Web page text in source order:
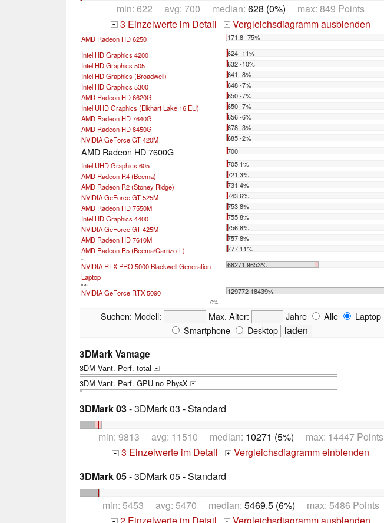
min: 622 avg: 700 median: 628 (0%) max: 849 Points
+ 3 Einzelwerte im Detail - Vergleichsdiagramm ausblenden
AMD Radeon HD 6250 171.8 -75%
Intel HD Graphics 4200
624 -11%
Intel HD Graphics 505
632 -10%
Intel HD Graphics (Broadwell)
641 -8%
Intel HD Graphics 5300
648 -7%
AMD Radeon HD 6620G
650 -7%
Intel UHD Graphics (Elkhart Lake 16 EU)
650 -7%
AMD Radeon HD 7640G
656 -6%
AMD Radeon HD 8450G
678 -3%
NVIDIA GeForce GT 420M
685 -2%
AMD Radeon HD 7600G
700
Intel UHD Graphics 605
705 1%
AMD Radeon R4 (Beema)
721 3%
AMD Radeon R2 (Stoney Ridge)
731 4%
NVIDIA GeForce GT 525M
743 6%
AMD Radeon HD 7550M
753 8%
Intel HD Graphics 4400
755 8%
NVIDIA GeForce GT 425M
756 8%
AMD Radeon HD 7610M
757 8%
AMD Radeon R5 (Beema/Carrizo-L)
777 11%
NVIDIA RTX PRO 5000 Blackwell Generation
Laptop
68271 9653%
max:
NVIDIA GeForce RTX 5090 129772 18439%
0%
Suchen: Modell: Max. Alter: Jahre Alle
Laptop
Smartphone
Desktop
3DMark Vantage
3DM Vant. Perf. total +
3DM Vant. Perf. GPU no PhysX +
3DMark 03- 3DMark 03 - Standard
min: 9813 avg: 11510 median: 10271 (5%) max: 14447 Points
+ 3 Einzelwerte im Detail +
Vergleichsdiagramm einblenden
3DMark 05- 3DMark 05 - Standard
min: 5453 avg: 5470 median: 5469.5 (6%) max: 5486 Points
+ -